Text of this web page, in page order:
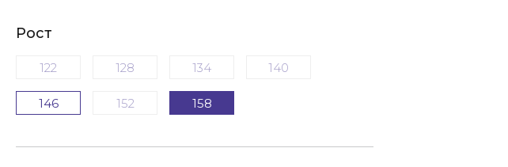
Рост
122 128 134 140
146 152 158